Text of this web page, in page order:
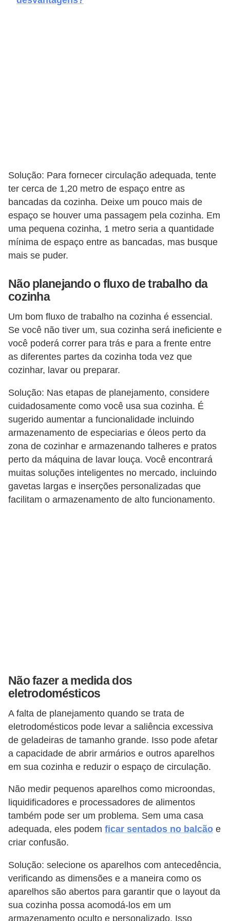
Solução: Para fornecer circulação adequada, tente
ter cerca de 1,20 metro de espaço entre as
bancadas da cozinha. Deixe um pouco mais de
espaço se houver uma passagem pela cozinha. Em
uma pequena cozinha, 1 metro seria a quantidade
mínima de espaço entre as bancadas, mas busque
mais se puder.
Não planejando o fluxo de trabalho da
cozinha
Um bom fluxo de trabalho na cozinha é essencial.
Se você não tiver um, sua cozinha será ineficiente e
você poderá correr para trás e para a frente entre
as diferentes partes da cozinha toda vez que
cozinhar, lavar ou preparar.
Solução: Nas etapas de planejamento, considere
cuidadosamente como você usa sua cozinha. É
sugerido aumentar a funcionalidade incluindo
armazenamento de especiarias e óleos perto da
zona de cozinhar e armazenando talheres e pratos
perto da máquina de lavar louça. Você encontrará
muitas soluções inteligentes no mercado, incluindo
gavetas largas e inserções personalizadas que
facilitam o armazenamento de alto funcionamento.
Não fazer a medida dos
eletrodomésticos
A falta de planejamento quando se trata de
eletrodomésticos pode levar a saliência excessiva
de geladeiras de tamanho grande. Isso pode afetar
a capacidade de abrir armários e outros aparelhos
em sua cozinha e reduzir o espaço de circulação.
Não medir pequenos aparelhos como microondas,
liquidificadores e processadores de alimentos
também pode ser um problema. Sem uma casa
adequada, eles podem ficar sentados no balcão e
criar confusão.
Solução: selecione os aparelhos com antecedência,
verificando as dimensões e a maneira como os
aparelhos são abertos para garantir que o layout da
sua cozinha possa acomodá-los em um
armazenamento oculto e personalizado. Isso
e
r
a
ã
o
D
i
c
s
p
a
r
s
u
a
c
a
s
a
s
í
l
i
o
s
í
n
d
i
o
e
c